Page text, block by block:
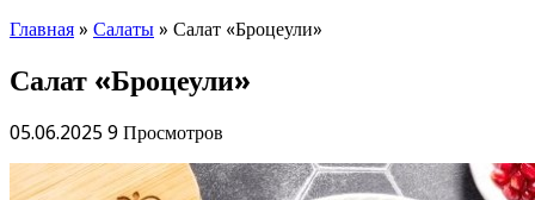
Главная » Салаты » Салат «Броцеули»
Салат «Броцеули»
05.06.2025 9 Просмотров